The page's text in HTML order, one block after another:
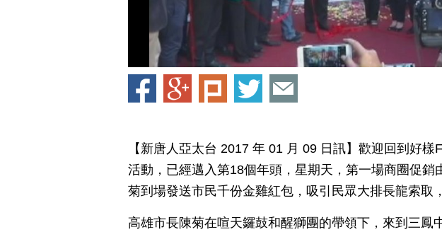
【新唐人亞太台 2017 年 01 月 09 日訊】歡迎回到好樣
活動，已經邁入第18個年頭，星期天，第一場商圈促銷
菊到場發送市民千份金雞紅包，吸引民眾大排長龍索取
高雄市長陳菊在喧天鑼鼓和醒獅團的帶領下，來到三鳳